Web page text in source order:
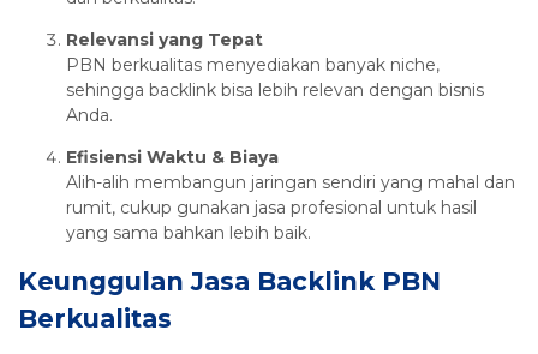
Relevansi yang Tepat
PBN berkualitas menyediakan banyak niche,
sehingga backlink bisa lebih relevan dengan bisnis
Anda.
Efisiensi Waktu & Biaya
Alih-alih membangun jaringan sendiri yang mahal dan
rumit, cukup gunakan jasa profesional untuk hasil
yang sama bahkan lebih baik.
Keunggulan Jasa Backlink PBN
Berkualitas